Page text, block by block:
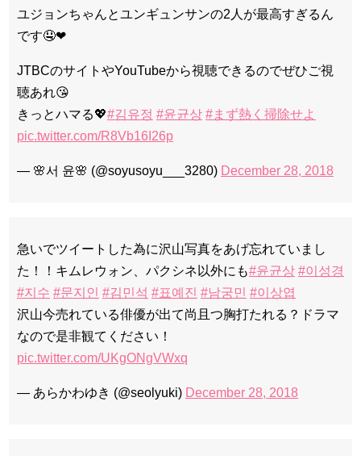
ユジョンちゃんとユンギュンサンの2人が最高すぎるん
です🤤❤︎
JTBCのサイトやYouTubeから視聴できるのでぜひご視
聴あれ😘
きっとハマる💖#김유정 #윤균상 #まず熱く掃除せよ
pic.twitter.com/R8Vb16I26p
— 🌸서 윤🌸 (@soyusoyu___3280) December 28, 2018
急いでツイートした為に沢山写真をあげ忘れていまし
た！！キムレウォン、パクシネ以外にも#윤균상 #이성경
#지수 #문지인 #김민석 #표예진 #남궁민
#이상엽
沢山今売れている俳優が出て尚且つ胸打たれる？ドラマ
なので是非観てください！
pic.twitter.com/UKgONgVWxq
— あらかわゆき (@seolyuki) December 28, 2018